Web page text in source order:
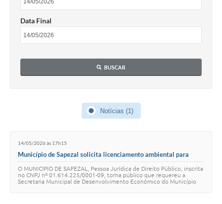
Data Final
BUSCAR
Notícias (1)
14/05/2026 às 17h15
Município de Sapezal solicita licenciamento ambiental para
O MUNICIPIO DE SAPEZAL, Pessoa Jurídica de Direito Público, inscrita
no CNPJ nº 01.614.225/0001-09, torna público que requereu a
Secretaria Municipal de Desenvolvimento Econômico do Município